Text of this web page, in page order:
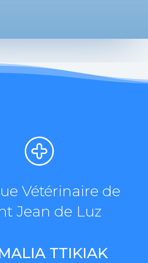
Vétérinaire de
Jean de Luz
TTIKIAK